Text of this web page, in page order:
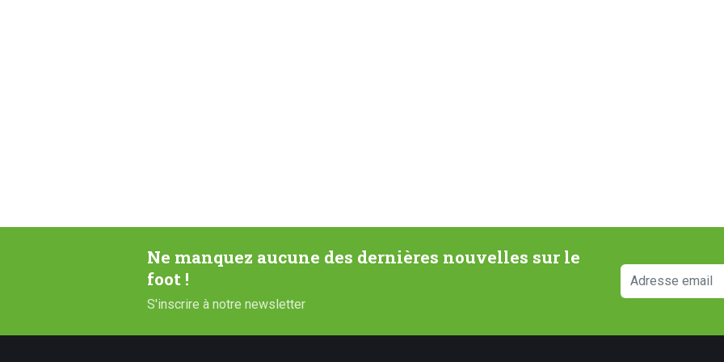
Ne manquez aucune des dernières nouvelles sur le
foot !
S'inscrire à notre newsletter